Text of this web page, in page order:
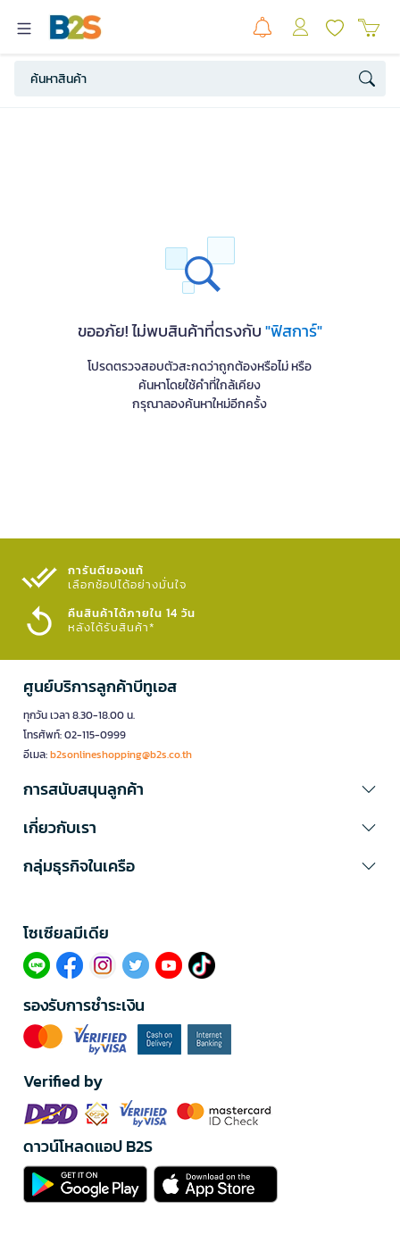
ขออภัย! ไม่พบสินค้าที่ตรงกับ"ฟิสการ์"
โปรดตรวจสอบตัวสะกดว่าถูกต้องหรือไม่ หรือ
ค้นหาโดยใช้คำที่ใกล้เคียง
กรุณาลองค้นหาใหม่อีกครั้ง
การันตีของแท้
เลือกช้อปได้อย่างมั่นใจ​
คืนสินค้าได้ภายใน 14 วัน
หลังได้รับสินค้า*
ศูนย์บริการลูกค้าบีทูเอส
ทุกวัน เวลา 8.30-18.00 น.
โทรศัพท์: 02-115-0999
อีเมล:b2sonlineshopping@b2s.co.th
การสนับสนุนลูกค้า
เกี่ยวกับเรา
กลุ่มธุรกิจในเครือ
โซเซียลมีเดีย​
รองรับการชำระเงิน
Verified by
ดาวน์โหลดแอป B2S